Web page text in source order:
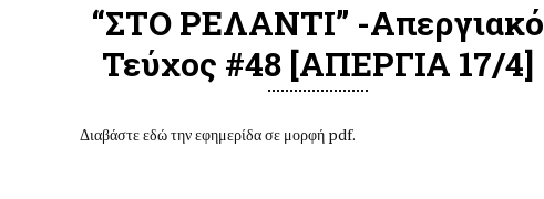
“ΣΤΟ ΡΕΛΑΝΤΙ” -Απεργιακό
Τεύχος #48 [ΑΠΕΡΓΙΑ 17/4]
Διαβάστε εδώ την εφημερίδα σε μορφή pdf.